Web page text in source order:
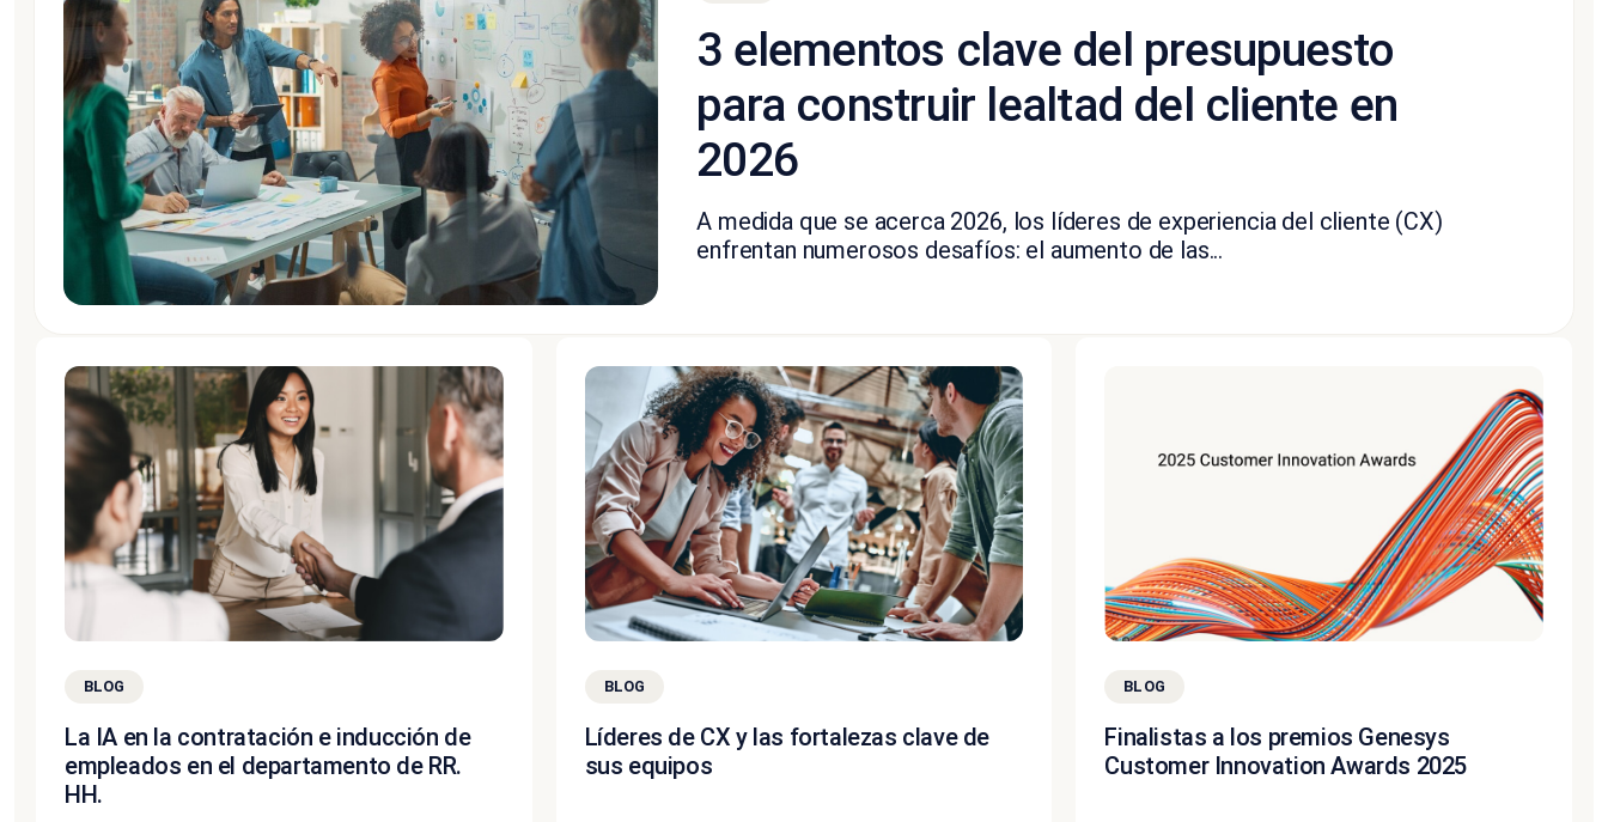
3 elementos clave del presupuesto
para construir lealtad del cliente en
2026
A medida que se acerca 2026, los líderes de experiencia del cliente (CX)
enfrentan numerosos desafíos: el aumento de las...
BLOG
La IA en la contratación e inducción de
empleados en el departamento de RR.
HH.
BLOG
Líderes de CX y las fortalezas clave de
sus equipos
BLOG
Finalistas a los premios Genesys
Customer Innovation Awards 2025